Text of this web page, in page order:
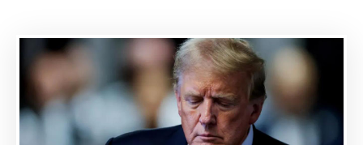
事、意识形态、全球治理等方面的对华施压相互关联。美
国科技企业、风险投资机构等社会性力量和美国国家安全
部门之间的沟通协作日益密切，涵盖商界、政界和学界精
英的技术鹰派势力逐步成形。技术鹰派认为，美国须牢固
捍卫自身技术领导地位，推进对华技术“脱钩”，甚至设法